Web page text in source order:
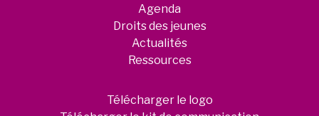
Agenda
Droits des jeunes
Actualités
Ressources
Télécharger le logo